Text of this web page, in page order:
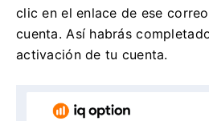
clic en el enlace de ese
cuenta. Así habrás
activación de tu cuenta.